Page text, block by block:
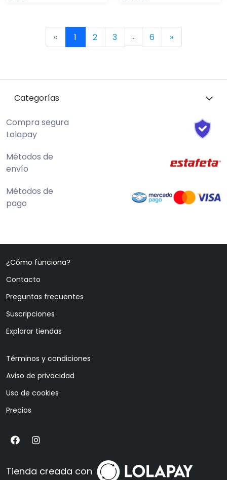
«Previous
1 2 3 ... 6 »Next
Categorías
Compra segura
Lolapay
Métodos de
envío
Métodos de
pago
¿Cómo funciona?
Contacto
Preguntas frecuentes
Suscripciones
Explorar tiendas
Términos y condiciones
Aviso de privacidad
Uso de cookies
Precios
Tienda creada con